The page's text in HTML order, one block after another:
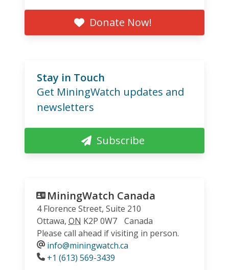
Donate Now!
Stay in Touch
Get MiningWatch updates and
newsletters
Subscribe
MiningWatch Canada
4 Florence Street, Suite 210
Ottawa, ON K2P 0W7
Canada
Please call ahead if visiting in person.
info@miningwatch.ca
Phone
+1 (613) 569-3439